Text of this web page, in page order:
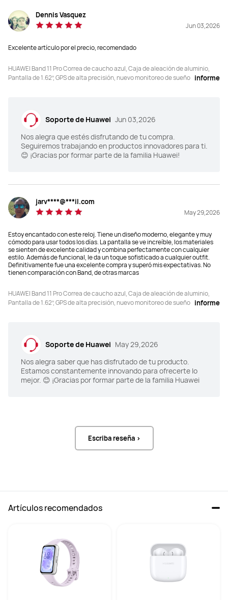
Carrera en pista
√
Cursos de Carrera
√
√
Análisis de la Postura al Correr
Basado en la Muñeca
Capacidad de la batería
Valor típico a 300 mAh
Tiempo en espera
√
Análisis de la Postura al Correr
Basado en la Muñeca
Capacidad de la batería
Valor típico a 300 mAh
Tiempo en espera
Dennis Vasquez
Jun 03,2026
Excelente artículo por el precio, recomendado
HUAWEI Band 11 Pro Correa de caucho azul, Caja de aleación de aluminio,
Pantalla de 1.62”, GPS de alta precisión, nuevo monitoreo de sueño informe
Soporte de Huawei Jun 03,2026
Nos alegra que estés disfrutando de tu compra.
Seguiremos trabajando en productos innovadores para ti.
😊 ¡Gracias por formar parte de la familia Huawei!
jarv****@***il.com
May 29,2026
Estoy encantado con este reloj. Tiene un diseño moderno, elegante y muy
cómodo para usar todos los días. La pantalla se ve increíble, los materiales
se sienten de excelente calidad y combina perfectamente con cualquier
estilo. Además de funcional, le da un toque sofisticado a cualquier outfit.
Definitivamente fue una excelente compra y superó mis expectativas. No
tienen comparación con Band, de otras marcas
HUAWEI Band 11 Pro Correa de caucho azul, Caja de aleación de aluminio,
Pantalla de 1.62”, GPS de alta precisión, nuevo monitoreo de sueño informe
Soporte de Huawei May 29,2026
Nos alegra saber que has disfrutado de tu producto.
Estamos constantemente innovando para ofrecerte lo
mejor. 😊 ¡Gracias por formar parte de la familia Huawei
Escriba reseña >
Artículos recomendados